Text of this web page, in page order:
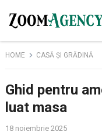
HOME CASĂ ȘI GRĂDINĂ
Ghid pentru
luat masa
18 noiembrie 2025